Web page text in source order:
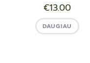
€13.00
DAUGIAU